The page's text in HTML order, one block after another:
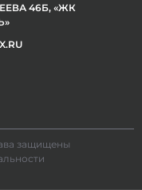
46Б, «ЖК
защищены